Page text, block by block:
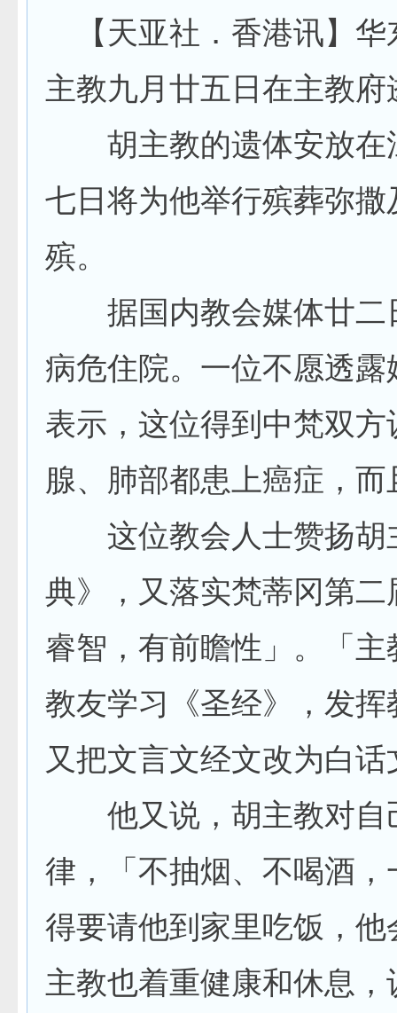
【天亚社．香港讯】
主教九月廿五日在主教
胡主教的遗体安放在
七日将为他举行殡葬弥
殡。
据国内教会媒体廿二
病危住院。一位不愿透
表示，这位得到中梵双
腺、肺部都患上癌症，
这位教会人士赞扬胡
典》，又落实梵蒂冈第
睿智，有前瞻性」。「
教友学习《圣经》，发
又把文言文经文改为白
他又说，胡主教对自
律，「不抽烟、不喝酒
得要请他到家里吃饭，
主教也着重健康和休息